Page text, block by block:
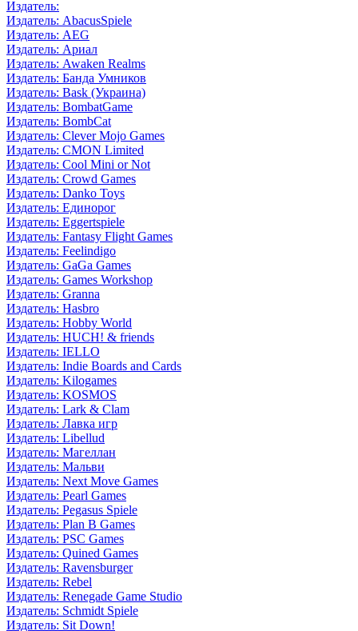
Издатель:
Издатель: AbacusSpiele
Издатель: AEG
Издатель: Ариал
Издатель: Awaken Realms
Издатель: Банда Умников
Издатель: Bask (Украина)
Издатель: BombatGame
Издатель: BombCat
Издатель: Clever Mojo Games
Издатель: CMON Limited
Издатель: Cool Mini or Not
Издатель: Crowd Games
Издатель: Danko Toys
Издатель: Единорог
Издатель: Eggertspiele
Издатель: Fantasy Flight Games
Издатель: Feelindigo
Издатель: GaGa Games
Издатель: Games Workshop
Издатель: Granna
Издатель: Hasbro
Издатель: Hobby World
Издатель: HUCH! & friends
Издатель: IELLO
Издатель: Indie Boards and Cards
Издатель: Kilogames
Издатель: KOSMOS
Издатель: Lark & Clam
Издатель: Лавка игр
Издатель: Libellud
Издатель: Магеллан
Издатель: Мальви
Издатель: Next Move Games
Издатель: Pearl Games
Издатель: Pegasus Spiele
Издатель: Plan B Games
Издатель: PSC Games
Издатель: Quined Games
Издатель: Ravensburger
Издатель: Rebel
Издатель: Renegade Game Studio
Издатель: Schmidt Spiele
Издатель: Sit Down!